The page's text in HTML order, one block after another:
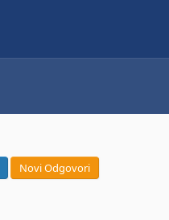
Novi Odgovori